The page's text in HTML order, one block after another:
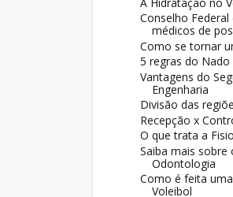
Conselho
médicos de
Como se tornar
5 regras do
Vantagens do
Engenharia
Divisão das
Recepção x
O que trata a
Saiba mais sobre
Odontologia
Como é feita
Voleibol